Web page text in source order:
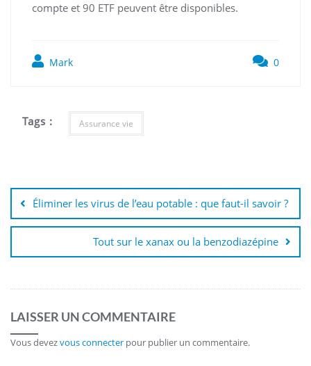
compte et 90 ETF peuvent être disponibles.
Mark 0
Tags : Assurance vie
de
l’article
Éliminer les virus de l’eau potable : que faut-il savoir ?
Tout sur le xanax ou la benzodiazépine
LAISSER UN COMMENTAIRE
Vous devezvous connecter pour publier un commentaire.